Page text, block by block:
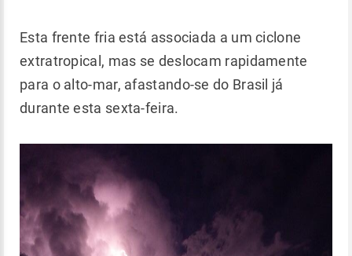
Esta frente fria está associada a um ciclone
extratropical, mas se deslocam rapidamente
para o alto-mar, afastando-se do Brasil já
durante esta sexta-feira.